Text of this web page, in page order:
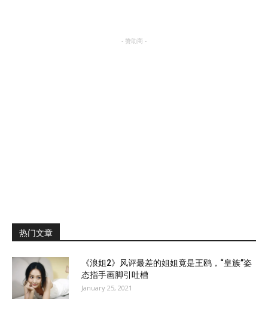
- 赞助商 -
热门文章
《浪姐2》风评最差的姐姐竟是王鸥，“皇族”姿
态指手画脚引吐槽
January 25, 2021